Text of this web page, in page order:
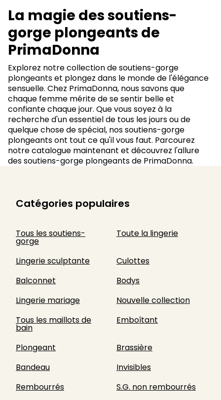
La magie des soutiens-
gorge plongeants de
PrimaDonna
Explorez notre collection de soutiens-gorge
plongeants et plongez dans le monde de l'élégance
sensuelle. Chez PrimaDonna, nous savons que
chaque femme mérite de se sentir belle et
confiante chaque jour. Que vous soyez à la
recherche d'un essentiel de tous les jours ou de
quelque chose de spécial, nos soutiens-gorge
plongeants ont tout ce qu'il vous faut. Parcourez
notre catalogue maintenant et découvrez l'allure
des soutiens-gorge plongeants de PrimaDonna.
Catégories populaires
Tous les soutiens-
gorge
Toute la lingerie
Lingerie sculptante
Culottes
Balconnet
Bodys
Lingerie mariage
Nouvelle collection
Tous les maillots de
bain
Emboîtant
Plongeant
Brassière
Bandeau
Invisibles
Rembourrés
S.G. non rembourrés